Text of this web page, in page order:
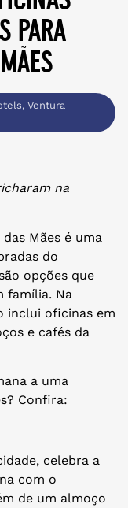
para
, Ventura
na
Mães é uma
do
opções que
família. Na
inclui oficinas em
e cafés da
a uma
Confira:
celebra a
com o
de um almoço